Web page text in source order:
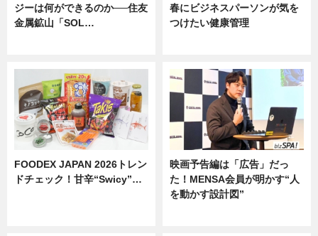
ジーは何ができるのか──住友
金属鉱山「SOL…
春にビジネスパーソンが気を
つけたい健康管理
FOODEX JAPAN 2026トレン
ドチェック！甘辛“Swicy”…
映画予告編は「広告」だっ
た！MENSA会員が明かす“人
を動かす設計図”